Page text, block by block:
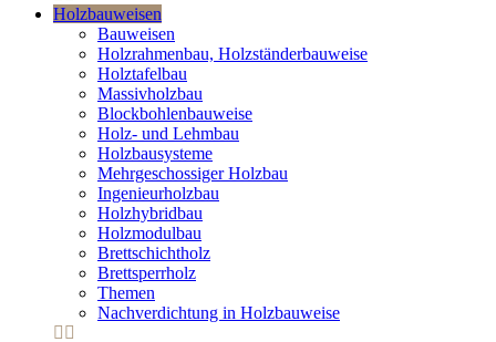
Holzbauweisen
Bauweisen
Holzrahmenbau, Holzständerbauweise
Holztafelbau
Massivholzbau
Blockbohlenbauweise
Holz- und Lehmbau
Holzbausysteme
Mehrgeschossiger Holzbau
Ingenieurholzbau
Holzhybridbau
Holzmodulbau
Brettschichtholz
Brettsperrholz
Themen
Nachverdichtung in Holzbauweise